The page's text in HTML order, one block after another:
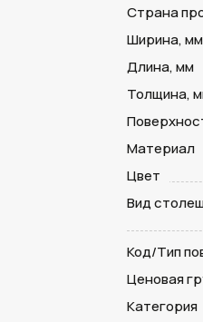
Страна
Ширина, мм
Длина, мм
Толщина,
Материал
Цвет
Вид
Код/Тип
Ценовая
Категория